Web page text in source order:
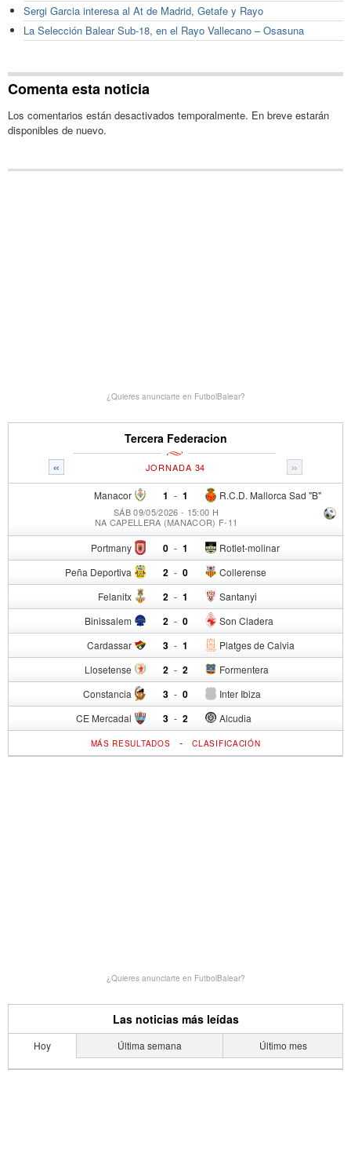
Sergi Garcia interesa al At de Madrid, Getafe y Rayo
La Selección Balear Sub-18, en el Rayo Vallecano – Osasuna
Comenta esta noticia
Los comentarios están desactivados temporalmente. En breve estarán
disponibles de nuevo.
¿Quieres anunciarte en FutbolBalear?
Tercera Federacion
« »
JORNADA 34
Manacor 1 - R.C.D. Mallorca Sad "B"
1
SÁB 09/05/2026 - 15:00 H
NA CAPELLERA (MANACOR) F-11
Portmany 0 - Rotlet-molinar
1
Peña Deportiva 2 - Collerense
0
Felanitx 2 - Santanyi
1
Binissalem 2 - Son Cladera
0
Cardassar 3 - Platges de Calvia
1
Llosetense 2 - Formentera
2
Constancia 3 - Inter Ibiza
0
CE Mercadal 3 - Alcudia
2
MÁS RESULTADOS -CLASIFICACIÓN
¿Quieres anunciarte en FutbolBalear?
Las noticias más leídas
Hoy Última semana Último mes